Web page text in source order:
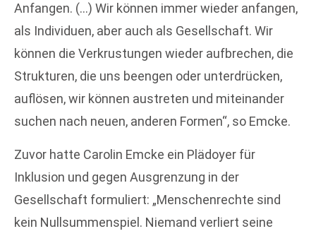
Anfangen. (…) Wir können immer wieder anfangen,
als Individuen, aber auch als Gesellschaft. Wir
können die Verkrustungen wieder aufbrechen, die
Strukturen, die uns beengen oder unterdrücken,
auflösen, wir können austreten und miteinander
suchen nach neuen, anderen Formen“, so Emcke.
Zuvor hatte Carolin Emcke ein Plädoyer für
Inklusion und gegen Ausgrenzung in der
Gesellschaft formuliert: „Menschenrechte sind
kein Nullsummenspiel. Niemand verliert seine